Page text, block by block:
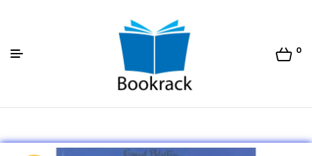
Bookrack.lk
0